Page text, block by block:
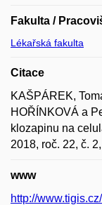
Fakulta /
Lékařská fakulta
Citace
KAŠPÁREK,
HOŘÍNKOVÁ a
klozapinu na
2018, roč. 22, č.
www
http://